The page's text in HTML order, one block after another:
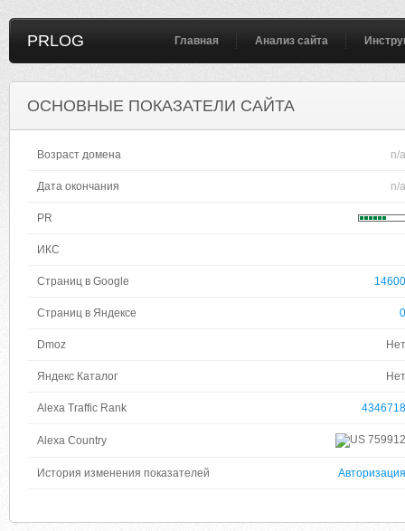
PRLOG Главная Анализ сайта
ОСНОВНЫЕ ПОКАЗАТЕЛИ САЙТА
Возраст домена n/a
Дата окончания n/a
PR
ИКС
Страниц в Google 14600
Страниц в Яндексе 0
Dmoz Нет
Яндекс Каталог Нет
Alexa Traffic Rank 4346718
Alexa Country 759912
История изменения показателей Авторизация